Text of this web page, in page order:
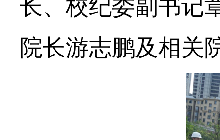
长、校纪委副书记
院长游志鹏及相关